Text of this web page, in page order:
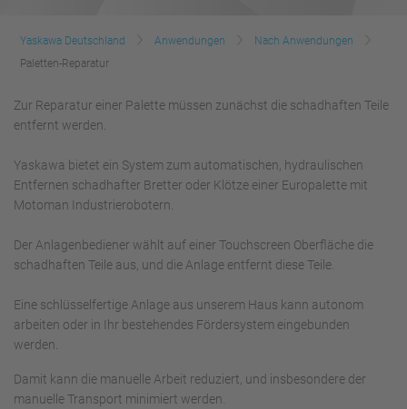
Yaskawa Deutschland Anwendungen
Nach Anwendungen
Paletten-Reparatur
Zur Reparatur einer Palette müssen zunächst die schadhaften Teile
entfernt werden.
Yaskawa bietet ein System zum automatischen, hydraulischen
Entfernen schadhafter Bretter oder Klötze einer Europalette mit
Motoman Industrierobotern.
Der Anlagenbediener wählt auf einer Touchscreen Oberfläche die
schadhaften Teile aus, und die Anlage entfernt diese Teile.
Eine schlüsselfertige Anlage aus unserem Haus kann autonom
arbeiten oder in Ihr bestehendes Fördersystem eingebunden
werden.
Damit kann die manuelle Arbeit reduziert, und insbesondere der
manuelle Transport minimiert werden.